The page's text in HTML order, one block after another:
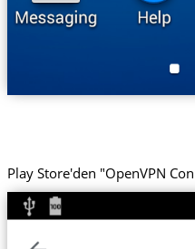
Play Store'den "OpenVPN